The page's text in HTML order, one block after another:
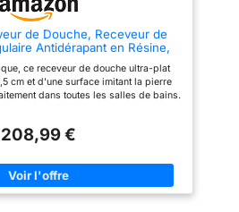
!
de Douche, Receveur de
Antidérapant en Résine,
ce receveur de douche ultra-plat
cm et d'une surface imitant la pierre
dans toutes les salles de bains.
et esthétique. Ce receveur de douche
de s'écouler plus facilement sans
Le tuyau d'évacuation est inclus dans
de douche peut être installé sur le sol
208,99 €